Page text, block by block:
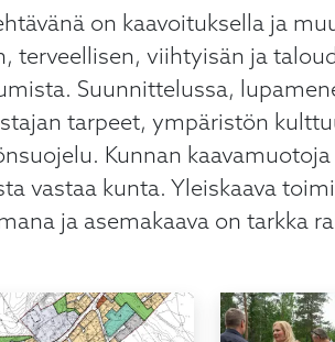
on kaavoituksella ja
terveellisen, viihtyisän ja
Suunnittelussa,
tarpeet, ympäristön
Kunnan
vastaa kunta. Yleiskaava
ja asemakaava on tarkka